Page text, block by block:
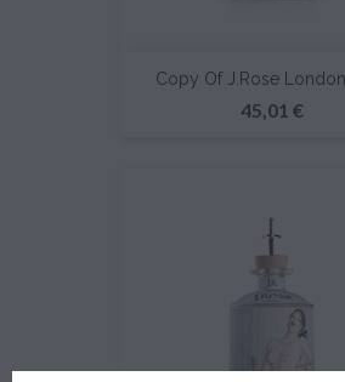
Copy Of J.Rose London
Prezzo
45,01 €